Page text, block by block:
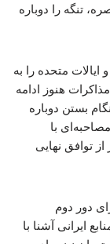
تنگه را دوباره
ایالات متحده را به
هنوز ادامه
بستن دوباره
با
توافق نهایی
دور دوم
ایرانی آشنا با